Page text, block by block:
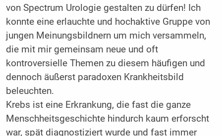
von Spectrum Urologie gestalten zu dürfen! Ich
konnte eine erlauchte und hochaktive Gruppe von
jungen Meinungsbildnern um mich versammeln,
die mit mir gemeinsam neue und oft
kontroversielle Themen zu diesem häufigen und
dennoch äußerst paradoxen Krankheitsbild
beleuchten.
Krebs ist eine Erkrankung, die fast die ganze
Menschheitsgeschichte hindurch kaum erforscht
war, spät diagnostiziert wurde und fast immer